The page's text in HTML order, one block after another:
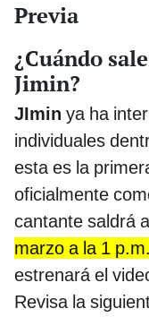
Previa
¿Cuándo
Jimin?
JImin ya ha
individuales
esta es la
oficialmente
cantante saldrá
marzo a la 1
estrenará el
Revisa la